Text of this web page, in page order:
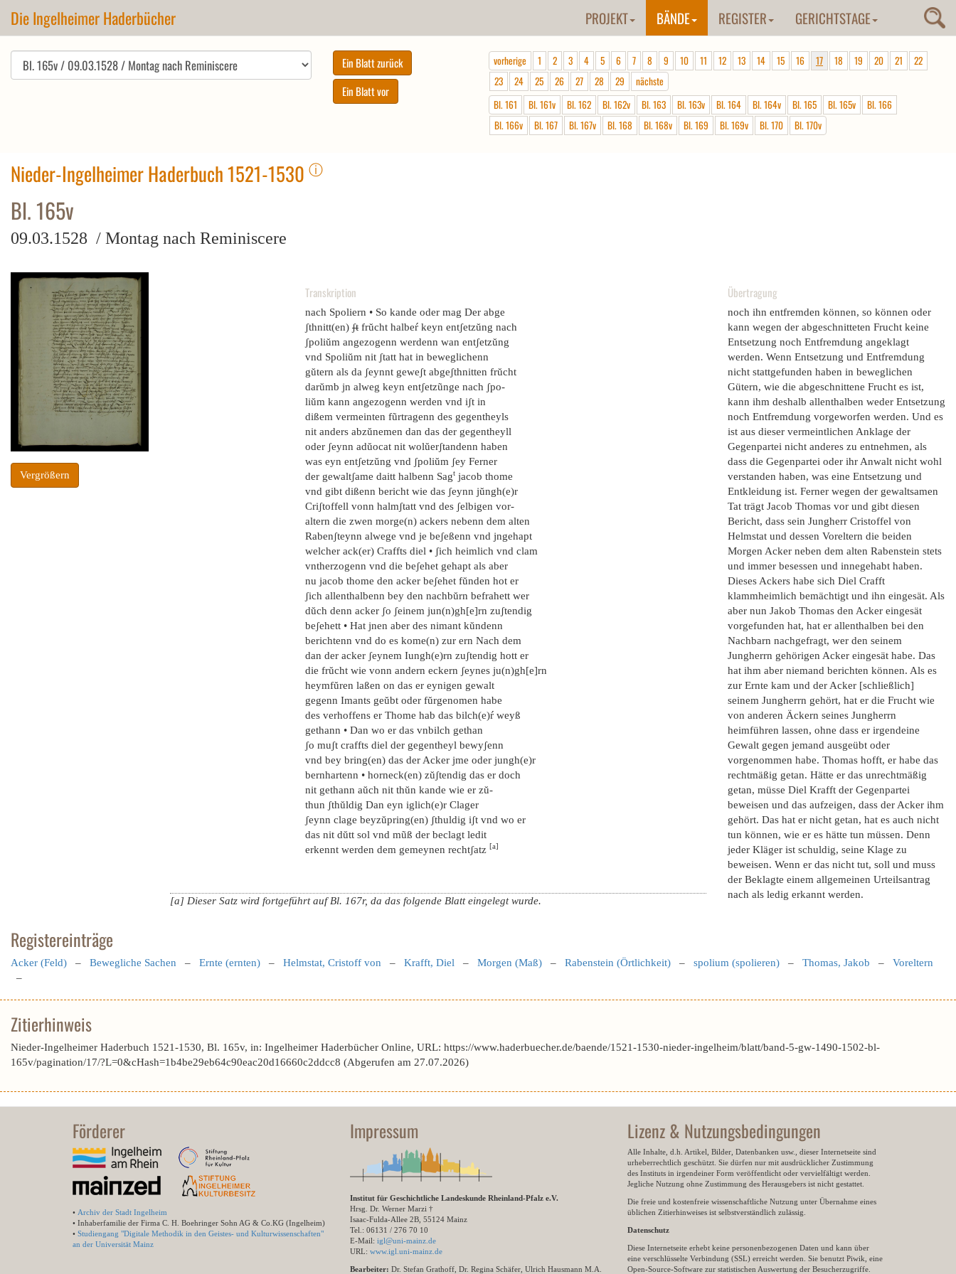
Die Ingelheimer Haderbücher PROJEKT BÄNDE REGISTER GERICHTSTAGE
vorherige 1 2 3 4 5 6 7 8 9 10 11 12 13 14 15 16 17 18 19 20 21
22
23
24 25 26 27 28 29
nächste
Bl. 161
Bl. 161v Bl. 162 Bl. 162v Bl. 163 Bl. 163v Bl. 164 Bl. 164v Bl. 165 Bl. 165v
Bl. 166
Bl. 166v
Bl. 167 Bl. 167v Bl. 168 Bl. 168v Bl. 169 Bl. 169v Bl. 170 Bl. 170v
Nieder-Ingelheimer Haderbuch 1521-1530 ⓘ
Bl. 165v
09.03.1528 / Montag nach Reminiscere
Vergrößern
Transkription
nach Spoliern • So kande oder mag Der abge
ʃthnitt(en) ʃt frŭcht halbeŕ keyn entʃetzŭng nach
ʃpoliŭm angezogenn werdenn wan entʃetzŭng
vnd Spoliŭm nit ʃtatt hat in beweglichenn
gŭtern als da ʃeynnt geweʃt abgeʃthnitten frŭcht
darŭmb jn alweg keyn entʃetzũnge nach ʃpo-
liŭm kann angezogenn werden vnd iʃt in
dißem vermeinten fũrtragenn des gegentheyls
nit anders abzŭnemen dan das der gegentheyll
oder ʃeynn adŭocat nit wolŭerʃtandenn haben
was eyn entʃetzŭng vnd ʃpoliŭm ʃey Ferner
der gewaltʃame daitt halbenn Sagt jacob thome
vnd gibt dißenn bericht wie das ʃeynn jŭngh(e)r
Criʃtoffell vonn halmʃtatt vnd des ʃelbigen vor-
altern die zwen morge(n) ackers nebenn dem alten
Rabenʃteynn alwege vnd je beʃeßenn vnd jngehapt
welcher ack(er) Craffts diel • ʃich heimlich vnd clam
vntherzogenn vnd die beʃehet gehapt als aber
nu jacob thome den acker beʃehet fŭnden hot er
ʃich allenthalbenn bey den nachbŭrn befrahett wer
dŭch denn acker ʃo ʃeinem jun(n)gh[e]rn zuʃtendig
beʃehett • Hat jnen aber des nimant kŭndenn
berichtenn vnd do es kome(n) zur ern Nach dem
dan der acker ʃeynem Iungh(e)rn zuʃtendig hott er
die frŭcht wie vonn andern eckern ʃeynes ju(n)gh[e]rn
heymfŭren laßen on das er eynigen gewalt
gegenn Imants geŭbt oder fŭrgenomen habe
des verhoffens er Thome hab das bilch(e)ŕ weyß
gethann • Dan wo er das vnbilch gethan
ʃo muʃt craffts diel der gegentheyl bewyʃenn
vnd bey bring(en) das der Acker jme oder jungh(e)r
bernhartenn • horneck(en) zŭʃtendig das er doch
nit gethann aŭch nit thŭn kande wie er zŭ-
thun ʃthŭldig Dan eyn iglich(e)r Clager
ʃeynn clage beyzŭpring(en) ʃthuldig iʃt vnd wo er
das nit dŭtt sol vnd mũß der beclagt ledit
erkennt werden dem gemeynen rechtʃatz [a]
[a] Dieser Satz wird fortgeführt auf Bl. 167r, da das folgende Blatt eingelegt wurde.
Übertragung
noch ihn entfremden können, so können oder
kann wegen der abgeschnitteten Frucht keine
Entsetzung noch Entfremdung angeklagt
werden. Wenn Entsetzung und Entfremdung
nicht stattgefunden haben in beweglichen
Gütern, wie die abgeschnittene Frucht es ist,
kann ihm deshalb allenthalben weder Entsetzung
noch Entfremdung vorgeworfen werden. Und es
ist aus dieser vermeintlichen Anklage der
Gegenpartei nicht anderes zu entnehmen, als
dass die Gegenpartei oder ihr Anwalt nicht wohl
verstanden haben, was eine Entsetzung und
Entkleidung ist. Ferner wegen der gewaltsamen
Tat trägt Jacob Thomas vor und gibt diesen
Bericht, dass sein Jungherr Cristoffel von
Helmstat und dessen Voreltern die beiden
Morgen Acker neben dem alten Rabenstein stets
und immer besessen und innegehabt haben.
Dieses Ackers habe sich Diel Crafft
klammheimlich bemächtigt und ihn eingesät. Als
aber nun Jakob Thomas den Acker eingesät
vorgefunden hat, hat er allenthalben bei den
Nachbarn nachgefragt, wer den seinem
Jungherrn gehörigen Acker eingesät habe. Das
hat ihm aber niemand berichten können. Als es
zur Ernte kam und der Acker [schließlich]
seinem Jungherrn gehört, hat er die Frucht wie
von anderen Äckern seines Jungherrn
heimführen lassen, ohne dass er irgendeine
Gewalt gegen jemand ausgeübt oder
vorgenommen habe. Thomas hofft, er habe das
rechtmäßig getan. Hätte er das unrechtmäßig
getan, müsse Diel Krafft der Gegenpartei
beweisen und das aufzeigen, dass der Acker ihm
gehört. Das hat er nicht getan, hat es auch nicht
tun können, wie er es hätte tun müssen. Denn
jeder Kläger ist schuldig, seine Klage zu
beweisen. Wenn er das nicht tut, soll und muss
der Beklagte einem allgemeinen Urteilsantrag
nach als ledig erkannt werden.
Registereinträge
Acker (Feld) – Bewegliche Sachen – Ernte (ernten) – Helmstat, Cristoff von – Krafft, Diel – Morgen (Maß) – Rabenstein (Örtlichkeit) – spolium (spolieren) – Thomas, Jakob – Voreltern
–
Zitierhinweis
Nieder-Ingelheimer Haderbuch 1521-1530, Bl. 165v, in: Ingelheimer Haderbücher Online, URL: https://www.haderbuecher.de/baende/1521-1530-nieder-ingelheim/blatt/band-5-gw-1490-1502-bl-
165v/pagination/17/?L=0&cHash=1b4be29eb64c90eac20d16660c2ddcc8 (Abgerufen am 27.07.2026)
Förderer
• Archiv der Stadt Ingelheim
• Inhaberfamilie der Firma C. H. Boehringer Sohn AG & Co.KG (Ingelheim)
• Studiengang "Digitale Methodik in den Geistes- und Kulturwissenschaften"
an der Universität Mainz
Impressum
Institut für Geschichtliche Landeskunde Rheinland-Pfalz e.V.
Hrsg. Dr. Werner Marzi †
Isaac-Fulda-Allee 2B, 55124 Mainz
Tel.: 06131 / 276 70 10
E-Mail: igl@uni-mainz.de
URL: www.igl.uni-mainz.de
Bearbeiter: Dr. Stefan Grathoff, Dr. Regina Schäfer, Ulrich Hausmann M.A.
Lizenz & Nutzungsbedingungen
Alle Inhalte, d.h. Artikel, Bilder, Datenbanken usw., dieser Internetseite sind
urheberrechtlich geschützt. Sie dürfen nur mit ausdrücklicher Zustimmung
des Instituts in irgendeiner Form veröffentlicht oder vervielfältigt werden.
Jegliche Nutzung ohne Zustimmung des Herausgebers ist nicht gestattet.
Die freie und kostenfreie wissenschaftliche Nutzung unter Übernahme eines
üblichen Zitierhinweises ist selbstverständlich zulässig.
Datenschutz
Diese Internetseite erhebt keine personenbezogenen Daten und kann über
eine verschlüsselte Verbindung (SSL) erreicht werden. Sie benutzt Piwik, eine
Open-Source-Software zur statistischen Auswertung der Besucherzugriffe.